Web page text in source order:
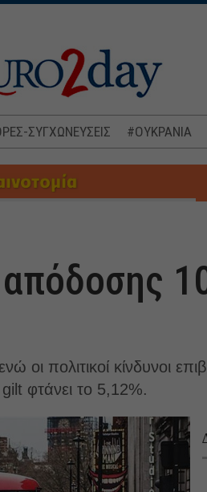
ΣΥΓΧΩΝΕΥΣΕΙΣ #ΟΥΚΡΑΝΙΑ
οι πολιτικοί κίνδυνοι
φτάνει το 5,12%.